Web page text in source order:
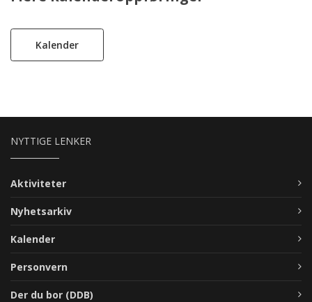
Kalender
NYTTIGE LENKER
Aktiviteter
Nyhetsarkiv
Kalender
Personvern
Der du bor (DDB)